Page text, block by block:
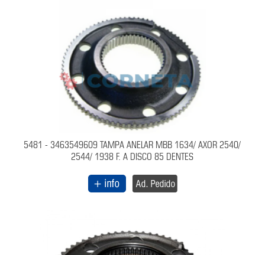
5481 - 3463549609 TAMPA ANELAR MBB 1634/ AXOR 2540/
2544/ 1938 F. A DISCO 85 DENTES